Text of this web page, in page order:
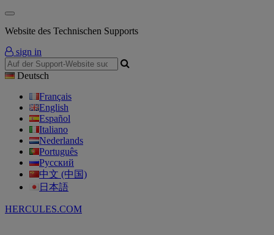
Website des Technischen Supports
sign in
Deutsch
Français
English
Español
Italiano
Nederlands
Português
Русский
中文 (中国)
日本語
HERCULES.COM